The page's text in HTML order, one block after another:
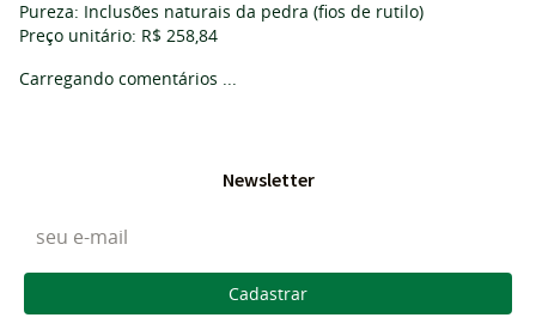
Pureza: Inclusões naturais da pedra (fios de rutilo)
Preço unitário: R$ 258,84
Carregando comentários ...
Newsletter
Cadastrar